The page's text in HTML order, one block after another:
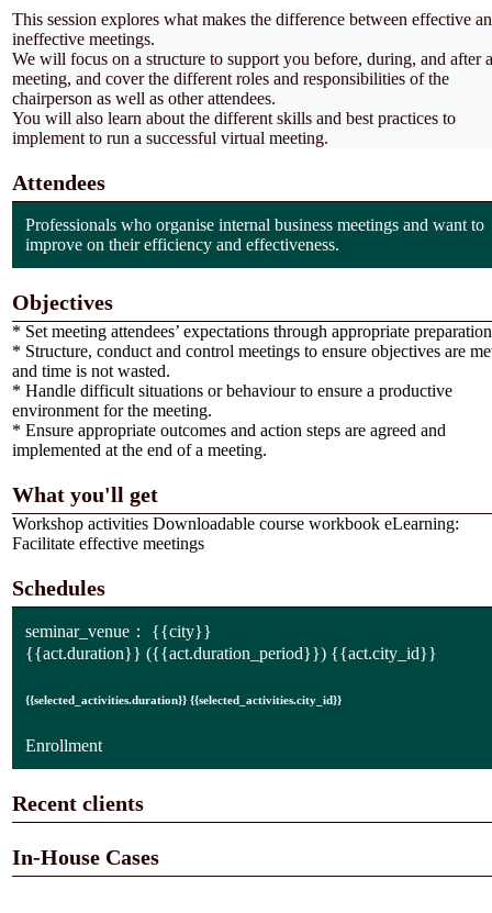
This session explores what makes the difference between effective
ineffective meetings.
We will focus on a structure to support you before, during, and after a
meeting, and cover the different roles and responsibilities of the
chairperson as well as other attendees.
You will also learn about the different skills and best practices to
implement to run a successful virtual meeting.
Attendees
Professionals who organise internal business meetings and want to
improve on their efficiency and effectiveness.
Objectives
* Set meeting attendees’ expectations through appropriate
* Structure, conduct and control meetings to ensure objectives are
and time is not wasted.
* Handle difficult situations or behaviour to ensure a productive
environment for the meeting.
* Ensure appropriate outcomes and action steps are agreed and
implemented at the end of a meeting.
What you'll get
Workshop activities Downloadable course workbook eLearning:
Facilitate effective meetings
Schedules
seminar_venue： {{city}}
{{act.duration}} ({{act.duration_period}}) {{act.city_id}}
{{selected_activities.duration}} {{selected_activities.city_id}}
Enrollment
Recent clients
In-House Cases